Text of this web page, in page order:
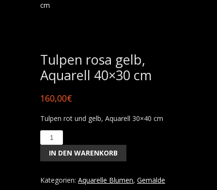
cm
Tulpen rosa gelb,
Aquarell 40×30 cm
160,00€
Tulpen rot und gelb, Aquarell 30×40 cm
Tulpen
rosa
gelb,
40x30
IN DEN WARENKORB
Kategorien: Aquarelle Blumen, Gemälde